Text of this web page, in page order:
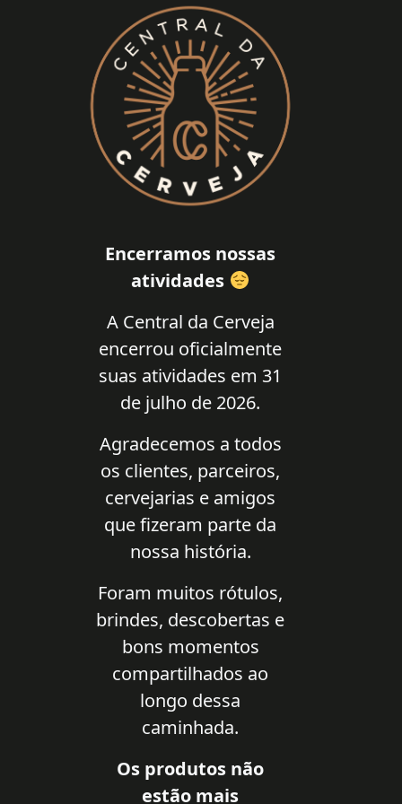
Encerramos nossas
atividades
A Central da Cerveja
encerrou oficialmente
suas atividades em 31
de julho de 2026.
Agradecemos a todos
os clientes, parceiros,
cervejarias e amigos
que fizeram parte da
nossa história.
Foram muitos rótulos,
brindes, descobertas e
bons momentos
compartilhados ao
longo dessa
caminhada.
Os produtos não
estão mais